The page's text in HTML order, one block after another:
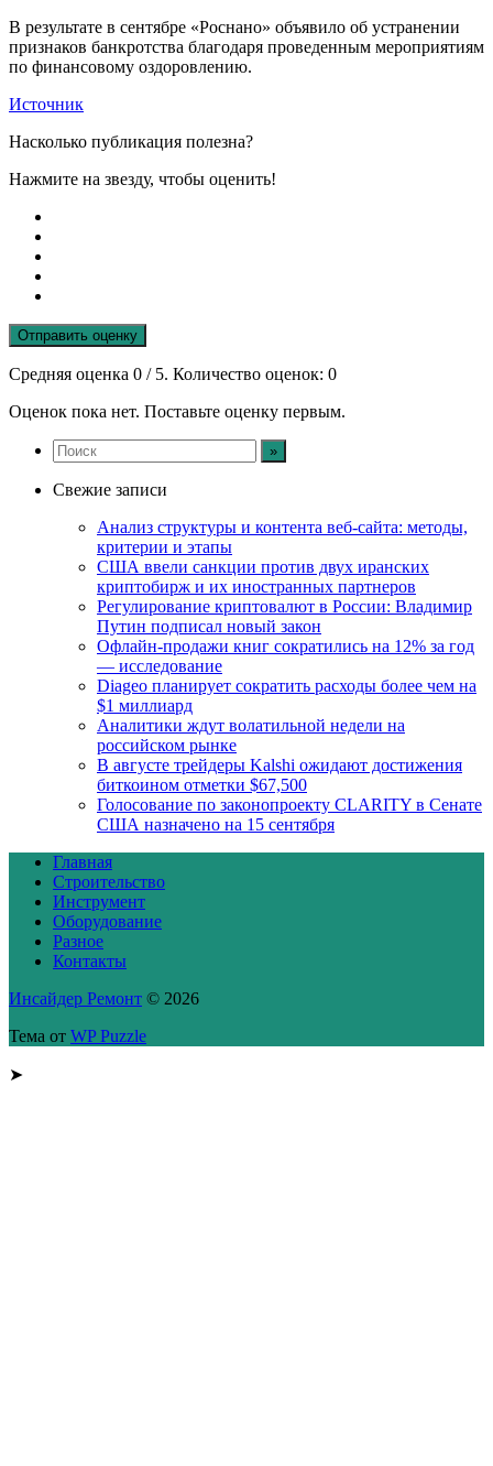
В результате в сентябре «Роснано» объявило об устранении
признаков банкротства благодаря проведенным мероприятиям
по финансовому оздоровлению.
Источник
Насколько публикация полезна?
Нажмите на звезду, чтобы оценить!
Отправить оценку
Средняя оценка 0 / 5. Количество оценок: 0
Оценок пока нет. Поставьте оценку первым.
Свежие записи
Анализ структуры и контента веб-сайта: методы,
критерии и этапы
США ввели санкции против двух иранских
криптобирж и их иностранных партнеров
Регулирование криптовалют в России: Владимир
Путин подписал новый закон
Офлайн-продажи книг сократились на 12% за год
— исследование
Diageo планирует сократить расходы более чем на
$1 миллиард
Аналитики ждут волатильной недели на
российском рынке
В августе трейдеры Kalshi ожидают достижения
биткоином отметки $67,500
Голосование по законопроекту CLARITY в Сенате
США назначено на 15 сентября
Главная
Строительство
Инструмент
Оборудование
Разное
Контакты
Инсайдер Ремонт © 2026
Тема от WP Puzzle
➤